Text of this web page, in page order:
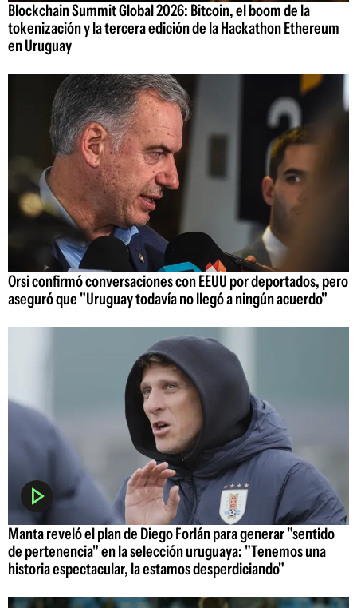
Blockchain Summit Global 2026: Bitcoin, el boom de la
tokenización y la tercera edición de la Hackathon Ethereum
en Uruguay
Orsi confirmó conversaciones con EEUU por deportados, pero
aseguró que "Uruguay todavía no llegó a ningún acuerdo"
Manta reveló el plan de Diego Forlán para generar "sentido
de pertenencia" en la selección uruguaya: "Tenemos una
historia espectacular, la estamos desperdiciando"